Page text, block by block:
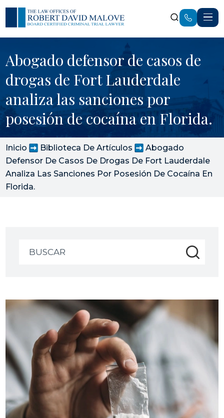
Abogado defensor de casos de
drogas de Fort Lauderdale
analiza las sanciones por
posesión de cocaína en Florida.
Inicio Biblioteca De Artículos
Abogado
Defensor De Casos De Drogas De Fort Lauderdale
Analiza Las Sanciones Por Posesión De Cocaína En
Florida.